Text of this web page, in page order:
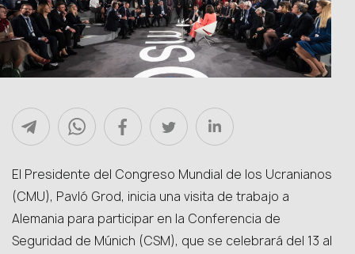
El Presidente del Congreso Mundial de los Ucranianos
(CMU), Pavló Grod, inicia una visita de trabajo a
Alemania para participar en la Conferencia de
Seguridad de Múnich (CSM), que se celebrará del 13 al